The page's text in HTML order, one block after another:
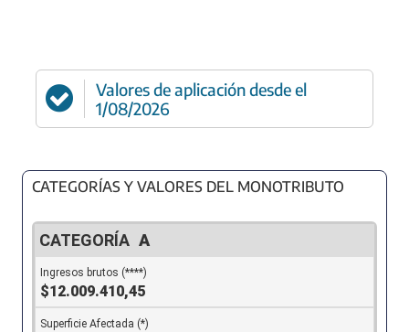
Valores de aplicación desde el
1/08/2026
CATEGORÍAS Y VALORES DEL MONOTRIBUTO
A
$12.009.410,45